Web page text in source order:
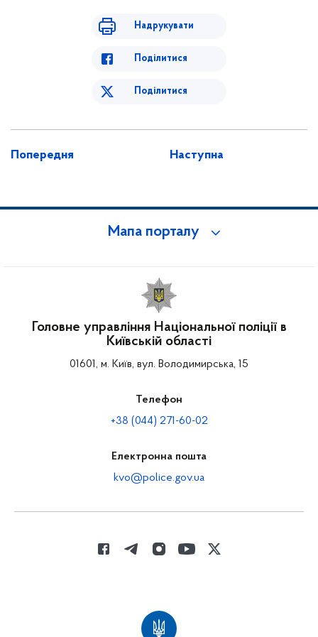
Надрукувати
Поділитися
Поділитися
Попередня Наступна
Мапа порталу
Головне управління Національної поліції в
Київській області
01601, м. Київ, вул. Володимирська, 15
Телефон
+38 (044) 271-60-02
Електронна пошта
kvo@police.gov.ua